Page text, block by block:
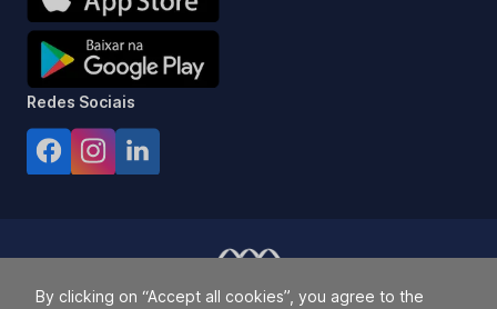
By clicking on “Accept all cookies”, you agree to the
Redes Sociais